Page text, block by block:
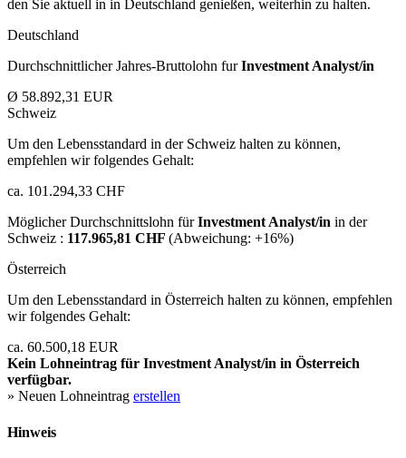
den Sie aktuell in in Deutschland genießen, weiterhin zu halten.
Deutschland
Durchschnittlicher Jahres-Bruttolohn furInvestment Analyst/in
Ø 58.892,31 EUR
Schweiz
Um den Lebensstandard in der Schweiz halten zu können,
empfehlen wir folgendes Gehalt:
ca. 101.294,33 CHF
Möglicher Durchschnittslohn fürInvestment Analyst/in in der
Schweiz : 117.965,81 CHF (Abweichung: +16%)
Österreich
Um den Lebensstandard in Österreich halten zu können, empfehlen
wir folgendes Gehalt:
ca. 60.500,18 EUR
Kein Lohneintrag für Investment Analyst/in in Österreich
verfügbar.
» Neuen Lohneintrag erstellen
Hinweis